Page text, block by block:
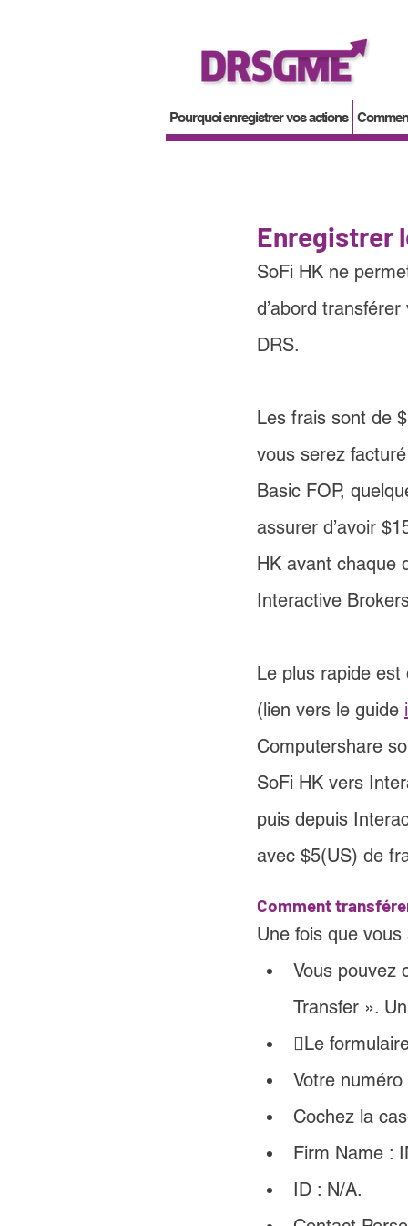
Pourquoi enregistrer vos actions
Enregistrer
SoFi HK ne
d’abord
DRS.
Les frais sont de
vous serez
Basic FOP,
assurer d’avoir
HK avant chaque
Interactive
Le plus rapide
(lien vers le guide
Computershare
SoFi HK vers
puis depuis
avec $5(US) de
Comment
Une fois que
Vous pouvez
Transfer ».
Le
Votre
Cochez la
Firm Name :
ID : N/A.